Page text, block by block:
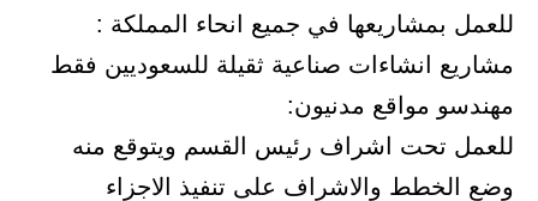
للعمل بمشاريعها في جميع انحاء المملكة :
مشاريع انشاءات صناعية ثقيلة للسعوديين فقط
مهندسو مواقع مدنيون:
للعمل تحت اشراف رئيس القسم ويتوقع منه
وضع الخطط والاشراف على تنفيذ الاجزاء